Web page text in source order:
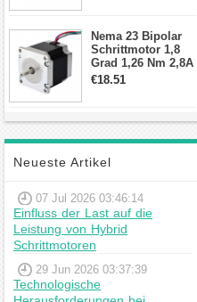
Nema 23 Bipolar
Schrittmotor 1,8
Grad 1,26 Nm 2,8A
2,5V 4 Drähte
€18.51
Neueste Artikel
07 Jul 2026 03:46:14
Einfluss der Last auf die
Leistung von Hybrid
Schrittmotoren
29 Jun 2026 03:37:39
Technologische